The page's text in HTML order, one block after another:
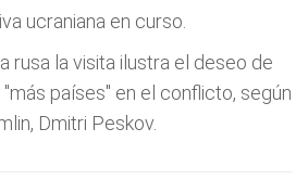
ucraniana en curso.
rusa la visita ilustra el deseo de
países" en el conflicto, según
Dmitri Peskov.